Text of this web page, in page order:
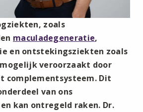
zoals
maculadegeneratie,
en ontstekingsziekten zoals
veroorzaakt door
complementsysteem. Dit
van ons
kan ontregeld raken. Dr.